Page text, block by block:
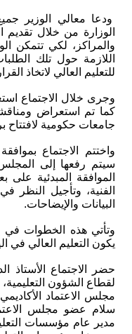
ودعا معالي الوزير
الوزارة من خلال تقديم
والمراكز، لكي تتمكن
اللازمة حول تلك
للتعليم العالي لاتخاذ
وجرى خلال الاجتماع
كما تم استعراض
جامعات حكومية لافتتاح
واختتم الاجتماع
سيتم رفعها إلى
الموافقة المبدئية
الفنية، وتأجيل
البيانات والإيضاحات.
وتأتي هذه الخطوات
يكون التعليم العالي في
حضر الاجتماع الأستاذ
لقطاع الشؤون
مجلس الاعتماد
سلام عضو مجلس
مدير عام مؤسسات